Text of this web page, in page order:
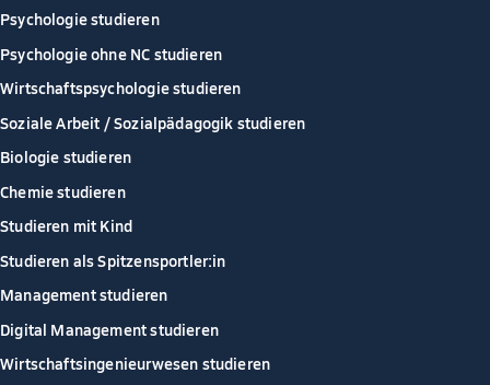
Psychologie studieren
Psychologie ohne NC studieren
Wirtschaftspsychologie studieren
Soziale Arbeit / Sozialpädagogik studieren
Biologie studieren
Chemie studieren
Studieren mit Kind
Studieren als Spitzensportler:in
Management studieren
Digital Management studieren
Wirtschaftsingenieurwesen studieren